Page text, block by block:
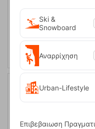
Ski &
Snowboard
Αναρρίχηση
Urban-Lifestyle
Επιβεβαιωση